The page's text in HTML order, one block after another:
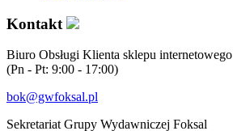
Kontakt
Biuro Obsługi Klienta sklepu internetowego
(Pn - Pt: 9:00 - 17:00)
bok@gwfoksal.pl
Sekretariat Grupy Wydawniczej Foksal